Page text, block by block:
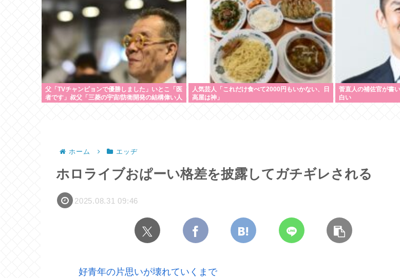
父「TVチャンピョンで優勝しました」いとこ「医
者です」叔父「三菱の宇宙/防衛開発の結構偉い人
人気芸人「これだけ食べて2000円もいかない、日
高屋は神」
菅直人の補佐官が書
白い
ホーム エッヂ
ホロライブおぱーい格差を披露してガチギレされる
2025.08.31 09:46
好青年の片思いが壊れていくまで